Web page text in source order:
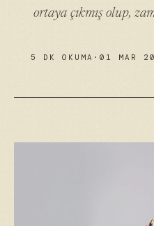
ortaya çıkmış olup,
5 DK OKUMA ·01 MAR